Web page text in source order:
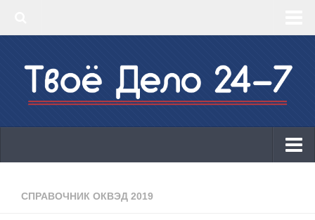
‣ КБК 2019
СПРАВОЧНИК ОКВЭД 2019